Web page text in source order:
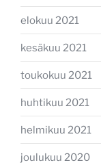
elokuu 2021
kesäkuu 2021
toukokuu 2021
huhtikuu 2021
helmikuu 2021
joulukuu 2020